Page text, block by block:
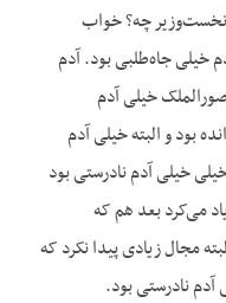
نخست‌وزیر چه؟ خواب
خیلی جاه‌طلبی بود. آدم
خیلی آدم
بود و البته خیلی آدم
خیلی آدم نادرستی بود
می‌کرد بعد هم که
مجال زیادی پیدا نکرد که
نادرستی بود.